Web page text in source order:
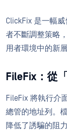
ClickFix 是一幅
者不斷調整策略
用者環境中的新層
FileFix：從
FileFix 將執行介
總管的地址列。
降低了誘騙的阻